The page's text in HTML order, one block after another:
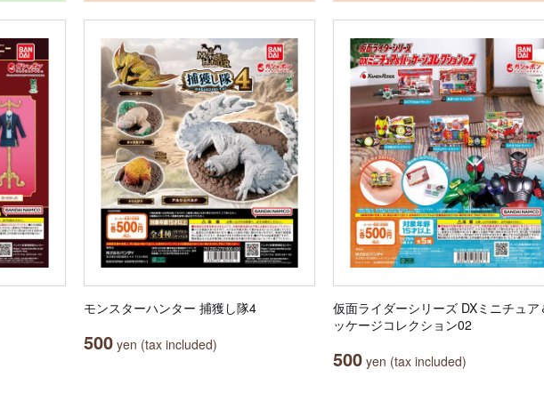
モンスターハンター 捕獲し隊4
500 yen (tax included)
仮面ライダーシリーズ DXミニチュア
ッケージコレクション02
500 yen (tax included)